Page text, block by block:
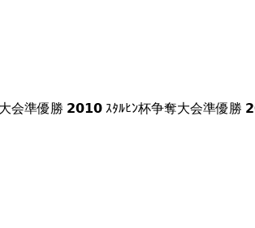
会準優勝 𝟮𝟬𝟭𝟬 ｽﾀﾙﾋﾝ杯争奪大会準優